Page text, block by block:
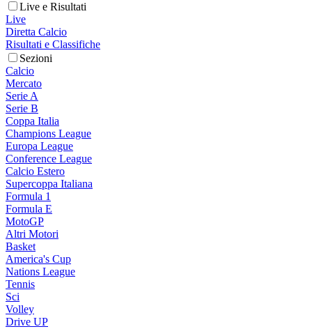
Live e Risultati
Live
Diretta Calcio
Risultati e Classifiche
Sezioni
Calcio
Mercato
Serie A
Serie B
Coppa Italia
Champions League
Europa League
Conference League
Calcio Estero
Supercoppa Italiana
Formula 1
Formula E
MotoGP
Altri Motori
Basket
America's Cup
Nations League
Tennis
Sci
Volley
Drive UP